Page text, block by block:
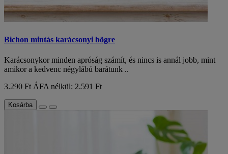
Bichon mintás karácsonyi bögre
Karácsonykor minden apróság számít, és nincs is annál jobb, mint
amikor a kedvenc négylábú barátunk ..
3.290 Ft ÁFA nélkül: 2.591 Ft
Kosárba